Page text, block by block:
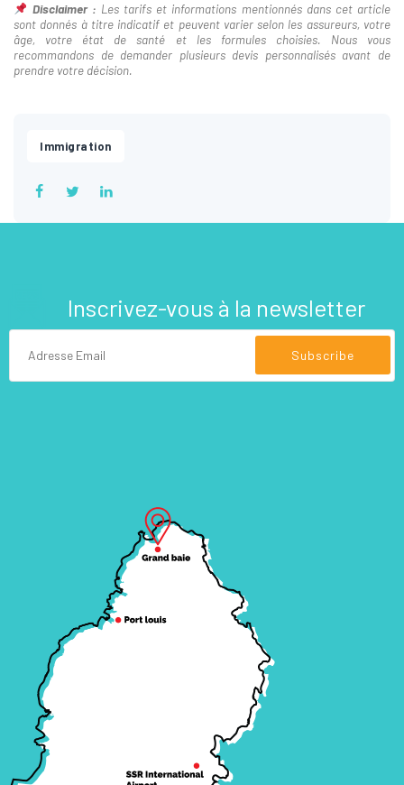
Disclaimer : Les tarifs et informations mentionnés dans cet article
sont donnés à titre indicatif et peuvent varier selon les assureurs, votre
âge, votre état de santé et les formules choisies. Nous vous
recommandons de demander plusieurs devis personnalisés avant de
prendre votre décision.
Immigration
Inscrivez-vous à la newsletter